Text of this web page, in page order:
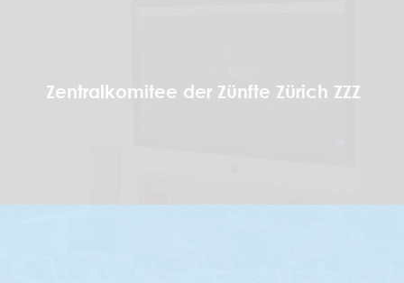
Zentralkomitee der Zünfte Zürich ZZZ